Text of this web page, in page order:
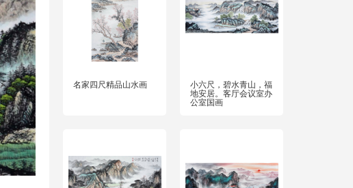
名家四尺精品山水画
小六尺，碧水青山，福
地安居。客厅会议室办
公室国画